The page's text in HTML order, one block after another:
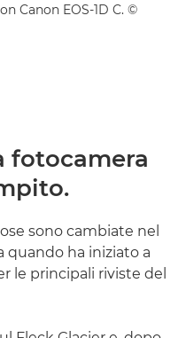
Canon EOS-1D C. ©
fotocamera
sono cambiate nel
quando ha iniziato a
le principali riviste del